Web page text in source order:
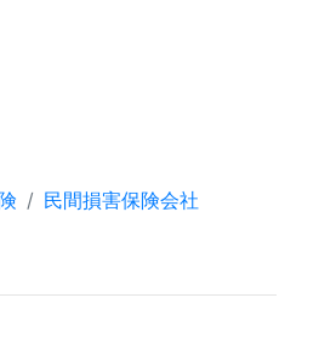
民間損害保険会社